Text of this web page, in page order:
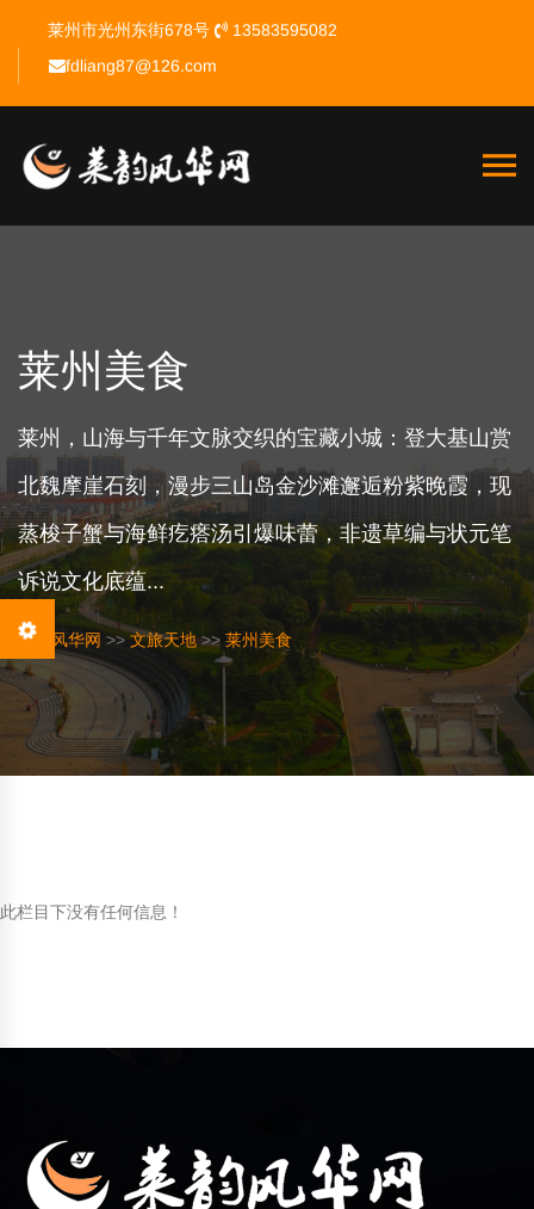
莱州市光州东街678号
13583595082
fdliang87@126.com
莱州美食
莱州，山海与千年文脉交织的宝藏小城：登大基山赏
北魏摩崖石刻，漫步三山岛金沙滩邂逅粉紫晚霞，现
蒸梭子蟹与海鲜疙瘩汤引爆味蕾，非遗草编与状元笔
诉说文化底蕴...
莱韵风华网 >> 文旅天地>> 莱州美食
此栏目下没有任何信息！